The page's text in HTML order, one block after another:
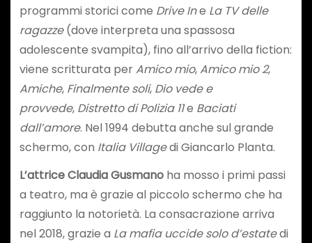
programmi storici come Drive Ine La TV delle
ragazze(dove interpreta una spassosa
adolescente svampita), fino all’arrivo della fiction:
viene scritturata perAmico mio,Amico mio 2,
Amiche, Finalmente soli, Dio vede e
provvede, Distretto di Polizia 11e Baciati
dall’amore. Nel 1994 debutta anche sul grande
schermo, con Italia Villagedi Giancarlo Planta.
L’attrice Claudia Gusmanoha mosso i primi passi
a teatro, ma è grazie al piccolo schermo che ha
raggiunto la notorietà. La consacrazione arriva
nel 2018, grazie a La mafia uccide solo d’estatedi